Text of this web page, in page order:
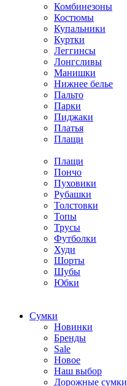
Комбинезоны
Костюмы
Купальники
Куртки
Леггинсы
Лонгсливы
Манишки
Нижнее белье
Пальто
Парки
Пиджаки
Платья
Плащи
Плащи
Пончо
Пуховики
Рубашки
Толстовки
Топы
Трусы
Футболки
Худи
Шорты
Шубы
Юбки
Cумки
Новинки
Бренды
Sale
Новое
Наш выбор
Дорожные сумки